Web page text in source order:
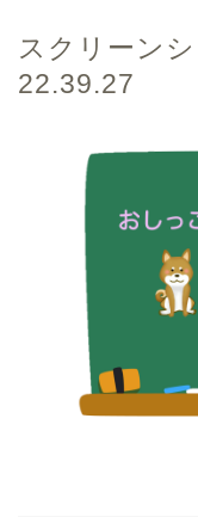
スクリーン
22.39.27